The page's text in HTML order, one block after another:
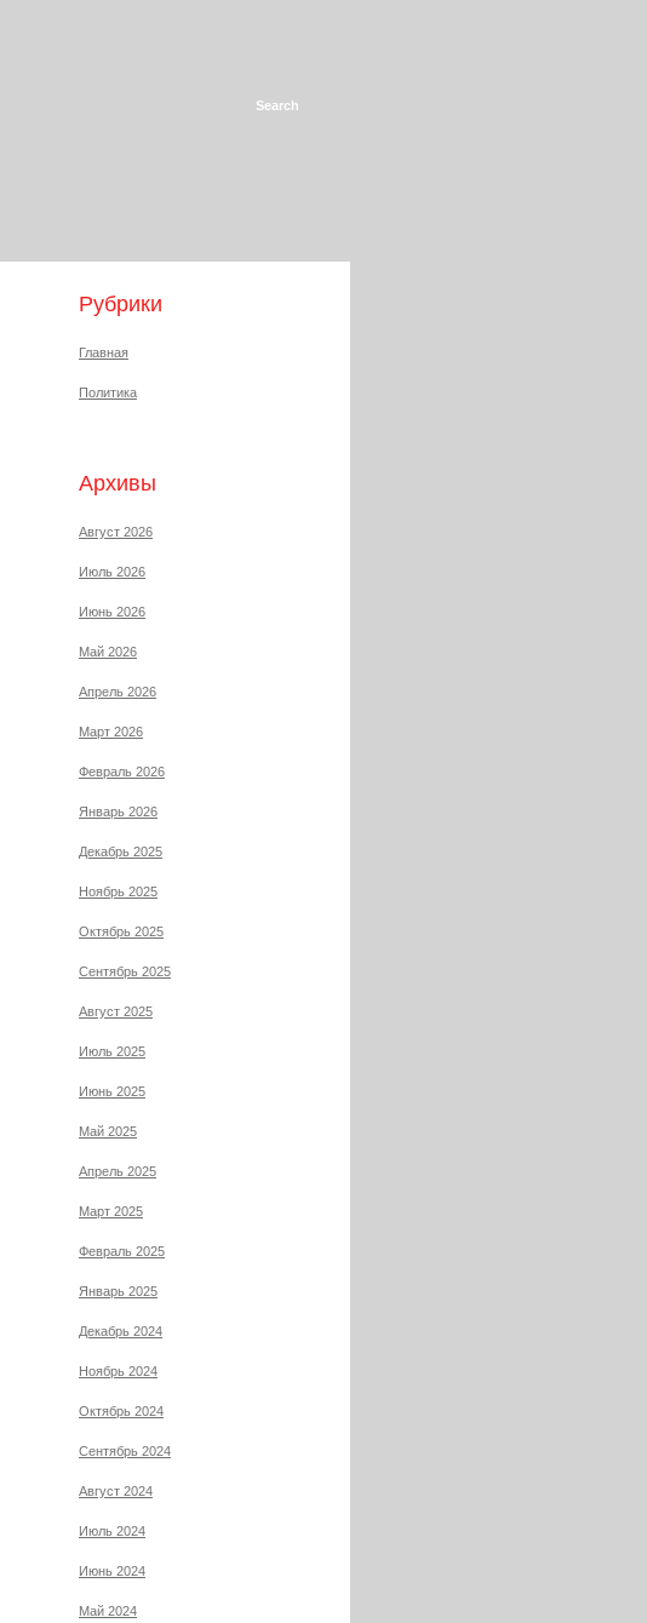
Рубрики
Главная
Политика
Архивы
Август 2026
Июль 2026
Июнь 2026
Май 2026
Апрель 2026
Март 2026
Февраль 2026
Январь 2026
Декабрь 2025
Ноябрь 2025
Октябрь 2025
Сентябрь 2025
Август 2025
Июль 2025
Июнь 2025
Май 2025
Апрель 2025
Март 2025
Февраль 2025
Январь 2025
Декабрь 2024
Ноябрь 2024
Октябрь 2024
Сентябрь 2024
Август 2024
Июль 2024
Июнь 2024
Май 2024